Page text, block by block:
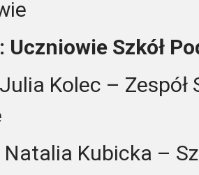
Uczniowie Szkół
Kolec – Zespół
Natalia Kubicka –